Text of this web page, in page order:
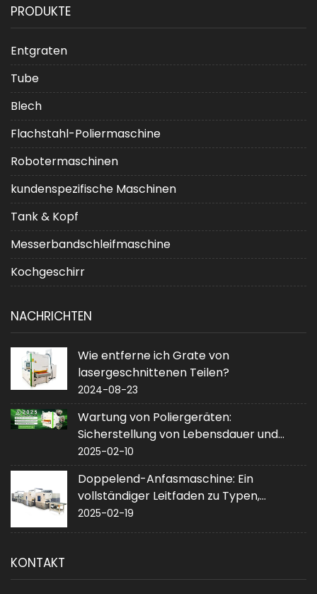
PRODUKTE
Entgraten
Tube
Blech
Flachstahl-Poliermaschine
Robotermaschinen
kundenspezifische Maschinen
Tank & Kopf
Messerbandschleifmaschine
Kochgeschirr
NACHRICHTEN
Wie entferne ich Grate von
lasergeschnittenen Teilen?
2024-08-23
Wartung von Poliergeräten:
Sicherstellung von Lebensdauer und
Leistung
2025-02-10
Doppelend-Anfasmaschine: Ein
vollständiger Leitfaden zu Typen,
Anwendungen und Kauf
2025-02-19
KONTAKT